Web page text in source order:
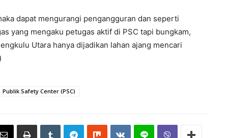
dapat mengurangi pengangguran dan seperti
yang mengaku petugas aktif di PSC tapi bungkam,
Utara hanya dijadikan lahan ajang mencari
)
Publik Safety Center (PSC)